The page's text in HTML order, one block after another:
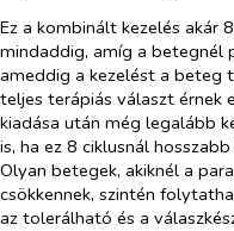
Ez a kombinált kezelés akár
mindaddig, amíg a betegnél
ameddig a kezelést a beteg
teljes terápiás választ érnek
kiadása után még legalább
is, ha ez 8 ciklusnál
Olyan betegek, akiknél a
csökkennek, szintén
az tolerálható és a